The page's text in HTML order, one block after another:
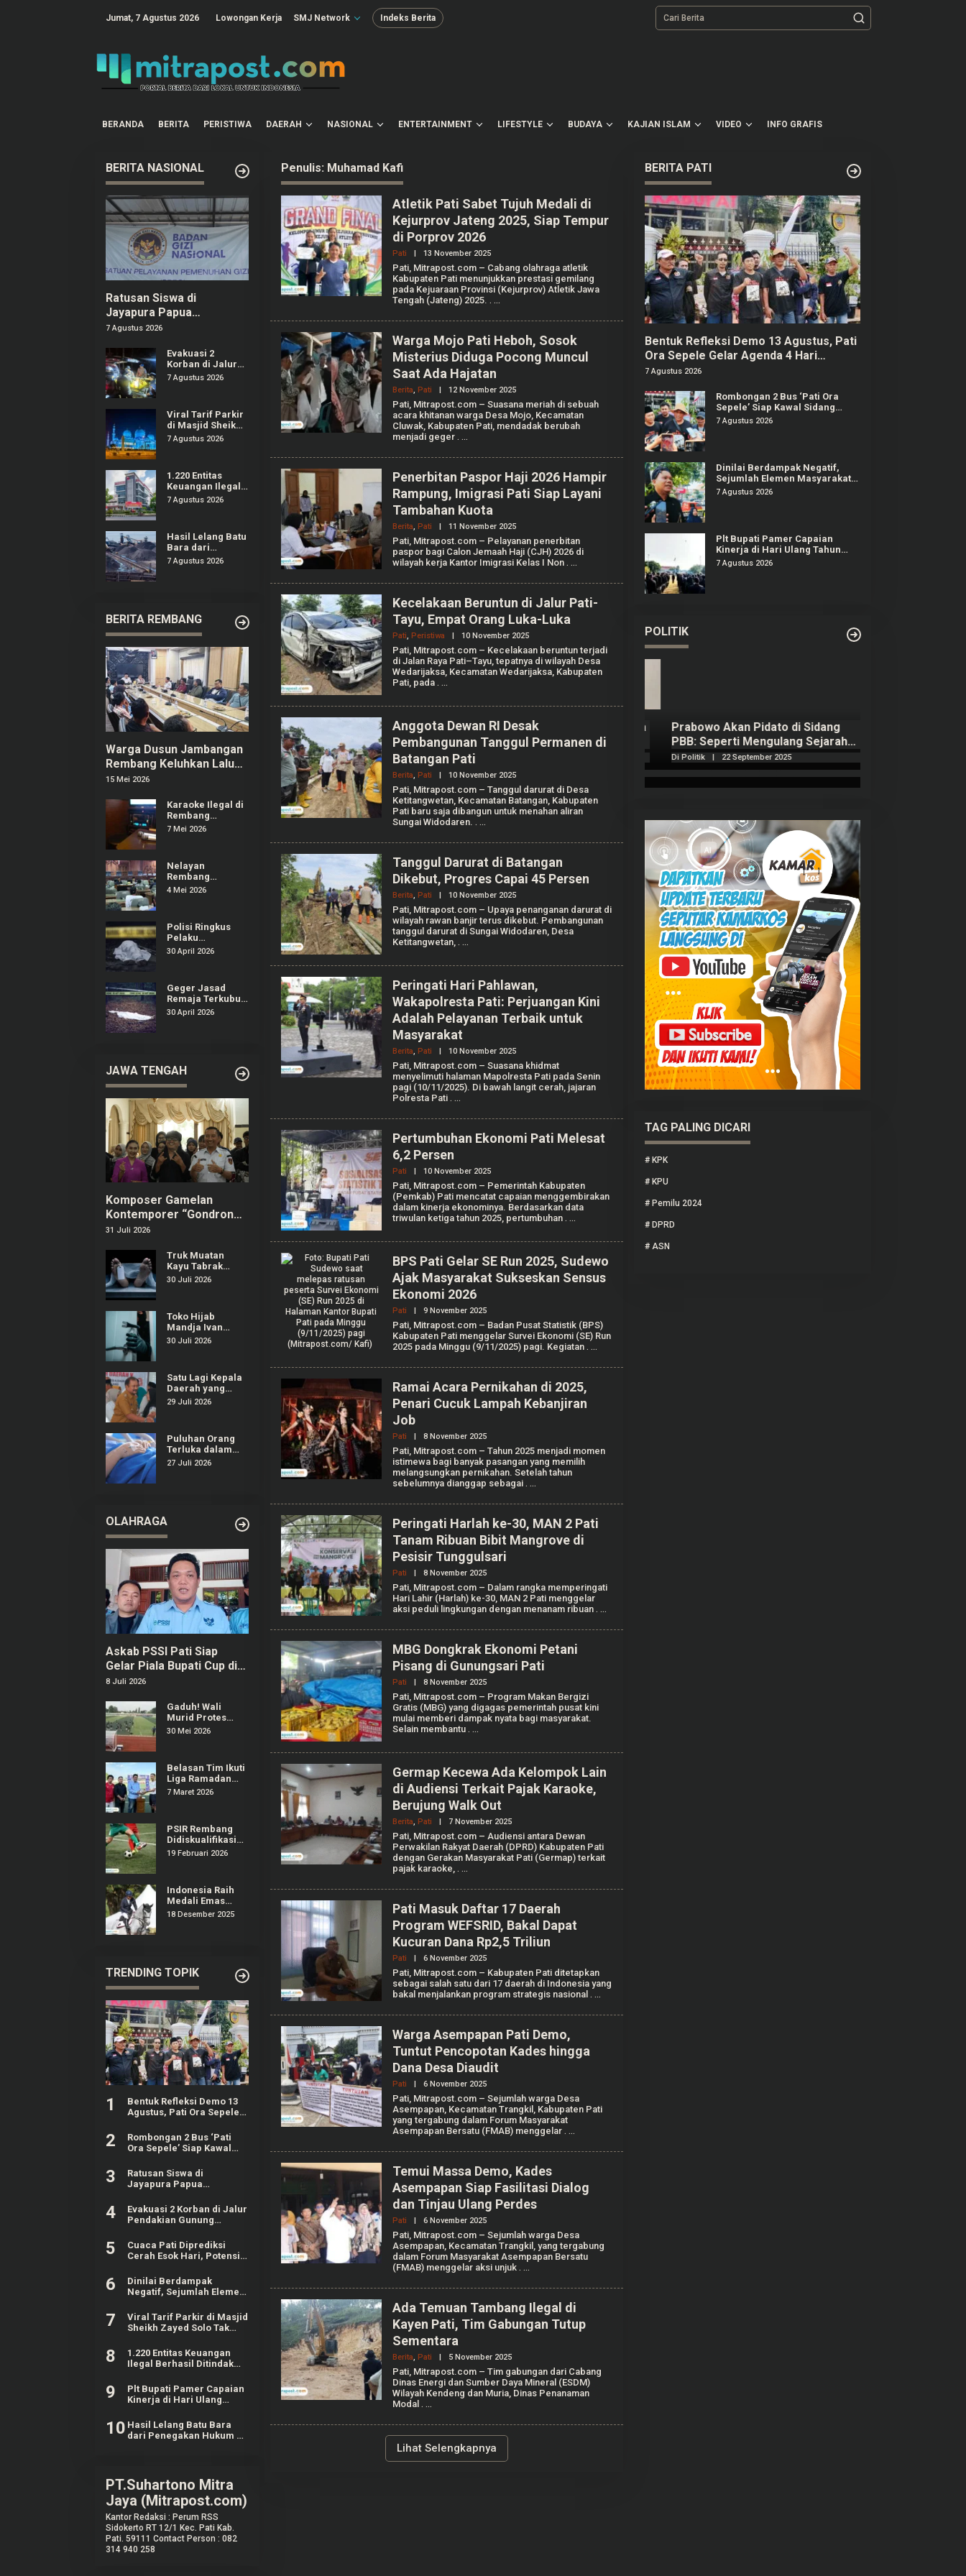
Jumat, 7 Agustus 2026 Lowongan Kerja SMJ Network Indeks Berita
BERANDA BERITA PERISTIWA DAERAH NASIONAL ENTERTAINMENT LIFESTYLE BUDAYA KAJIAN ISLAM VIDEO INFO GRAFIS
BERITA NASIONAL
Ratusan Siswa di
Jayapura Papua
Keracunan MBG, Kepala
7 Agustus 2026
Evakuasi 2
Korban di Jalur
Pendakian
7 Agustus 2026
Viral Tarif Parkir
di Masjid Sheikh
Zayed Solo Tak
7 Agustus 2026
1.220 Entitas
Keuangan Ilegal
Berhasil Ditindak
7 Agustus 2026
Hasil Lelang Batu
Bara dari
Penegakan
7 Agustus 2026
BERITA REMBANG
Warga Dusun Jambangan
Rembang Keluhkan Lalu
Lintas dan Limbah SPPG
15 Mei 2026
Karaoke Ilegal di
Rembang
Menjamur,
7 Mei 2026
Nelayan
Rembang
Audiensi ke DPRD
4 Mei 2026
Polisi Ringkus
Pelaku
Pembunuhan
Remaja yang
Sedan Rembang
30 April 2026
Geger Jasad
Remaja Terkubur
di Perkebunan
Sedan Rembang
30 April 2026
JAWA TENGAH
Komposer Gamelan
Kontemporer “Gondrong”
Gunarto Ditunjuk sebagai
31 Juli 2026
Truk Muatan
Kayu Tabrak
Warung dan
Orang Tewas
30 Juli 2026
Toko Hijab
Mandja Ivan
Gunawan di
30 Juli 2026
Satu Lagi Kepala
Daerah yang
Terjaring OTT
29 Juli 2026
Puluhan Orang
Terluka dalam
Insiden
27 Juli 2026
OLAHRAGA
Askab PSSI Pati Siap
Gelar Piala Bupati Cup di
Bulan September
8 Juli 2026
Gaduh! Wali
Murid Protes
Regulasi Popda
30 Mei 2026
Belasan Tim Ikuti
Liga Ramadan
2026 di Stadion
7 Maret 2026
PSIR Rembang
Didiskualifikasi
dari Liga 4
Thohir
19 Februari 2026
Indonesia Raih
Medali Emas
Olahraga
18 Desember 2025
TRENDING TOPIK
1
Bentuk Refleksi Demo 13
Agustus, Pati Ora Sepele
Berturut-turut
2
Rombongan 2 Bus ‘Pati
Ora Sepele’ Siap Kawal
Mendatang
3
Ratusan Siswa di
Jayapura Papua
SPPG Dicopot BGN
4
Evakuasi 2 Korban di Jalur
Pendakian Gunung
Tuntas Dilakukan
5
Cuaca Pati Diprediksi
Cerah Esok Hari, Potensi
6
Dinilai Berdampak
Negatif, Sejumlah Elemen
Sound Horeg
7
Viral Tarif Parkir di Masjid
Sheikh Zayed Solo Tak
8
1.220 Entitas Keuangan
Ilegal Berhasil Ditindak
Pinjol
9
Plt Bupati Pamer Capaian
Kinerja di Hari Ulang
10 Hasil Lelang Batu Bara
dari Penegakan Hukum di
PT.Suhartono Mitra
Jaya (Mitrapost.com)
Kantor Redaksi : Perum RSS
Sidokerto RT 12/1 Kec. Pati Kab.
Pati. 59111 Contact Person : 082
314 940 258
Penulis: Muhamad Kafi
Atletik Pati Sabet Tujuh Medali di
Kejurprov Jateng 2025, Siap Tempur
di Porprov 2026
Pati | 13 November 2025O
L
E
H
M
U
A
M
A
D
K
A
I
Pati, Mitrapost.com – Cabang olahraga atletik
Kabupaten Pati menunjukkan prestasi gemilang
pada Kejuaraan Provinsi (Kejurprov) Atletik Jawa
Tengah (Jateng) 2025. .
Warga Mojo Pati Heboh, Sosok
Misterius Diduga Pocong Muncul
Saat Ada Hajatan
Berita, Pati | 12 November 2025O
E
H
M
A
M
A
D
K
I
Pati, Mitrapost.com – Suasana meriah di sebuah
acara khitanan warga Desa Mojo, Kecamatan
Cluwak, Kabupaten Pati, mendadak berubah
menjadi geger .
Penerbitan Paspor Haji 2026 Hampir
Rampung, Imigrasi Pati Siap Layani
Tambahan Kuota
Berita, Pati | 11 November 2025O
E
H
M
H
M
A
D
K
A
F
I
Pati, Mitrapost.com – Pelayanan penerbitan
paspor bagi Calon Jemaah Haji (CJH) 2026 di
wilayah kerja Kantor Imigrasi Kelas I Non .
Kecelakaan Beruntun di Jalur Pati-
Tayu, Empat Orang Luka-Luka
Pati, Peristiwa | 10 November 2025O
E
H
M
A
A
D
K
Pati, Mitrapost.com – Kecelakaan beruntun terjadi
di Jalan Raya Pati–Tayu, tepatnya di wilayah Desa
Wedarijaksa, Kecamatan Wedarijaksa, Kabupaten
Pati, pada .
Anggota Dewan RI Desak
Pembangunan Tanggul Permanen di
Batangan Pati
Berita, Pati | 10 November 2025O
E
H
M
A
A
D
K
A
F
I
Pati, Mitrapost.com – Tanggul darurat di Desa
Ketitangwetan, Kecamatan Batangan, Kabupaten
Pati baru saja dibangun untuk menahan aliran
Sungai Widodaren. .
Tanggul Darurat di Batangan
Dikebut, Progres Capai 45 Persen
Berita, Pati | 10 November 2025O
E
H
M
A
A
K
A
F
Pati, Mitrapost.com – Upaya penanganan darurat di
wilayah rawan banjir terus dikebut. Pembangunan
tanggul darurat di Sungai Widodaren, Desa
Ketitangwetan, .
Peringati Hari Pahlawan,
Wakapolresta Pati: Perjuangan Kini
Adalah Pelayanan Terbaik untuk
Masyarakat
Berita, Pati | 10 November 2025O
E
H
M
A
A
F
I
Pati, Mitrapost.com – Suasana khidmat
menyelimuti halaman Mapolresta Pati pada Senin
pagi (10/11/2025). Di bawah langit cerah, jajaran
Polresta Pati .
Pertumbuhan Ekonomi Pati Melesat
6,2 Persen
Pati | 10 November 2025O
L
E
H
M
U
A
A
D
K
Pati, Mitrapost.com – Pemerintah Kabupaten
(Pemkab) Pati mencatat capaian menggembirakan
dalam kinerja ekonominya. Berdasarkan data
triwulan ketiga tahun 2025, pertumbuhan .
BPS Pati Gelar SE Run 2025, Sudewo
Ajak Masyarakat Sukseskan Sensus
Ekonomi 2026
Pati | 9 November 2025O
L
E
H
M
H
M
A
D
A
F
I
Pati, Mitrapost.com – Badan Pusat Statistik (BPS)
Kabupaten Pati menggelar Survei Ekonomi (SE) Run
2025 pada Minggu (9/11/2025) pagi. Kegiatan .
Ramai Acara Pernikahan di 2025,
Penari Cucuk Lampah Kebanjiran
Job
Pati | 8 November 2025O
L
E
H
M
U
A
A
D
K
A
I
Pati, Mitrapost.com – Tahun 2025 menjadi momen
istimewa bagi banyak pasangan yang memilih
melangsungkan pernikahan. Setelah tahun
sebelumnya dianggap sebagai .
Peringati Harlah ke-30, MAN 2 Pati
Tanam Ribuan Bibit Mangrove di
Pesisir Tunggulsari
Pati | 8 November 2025O
L
E
H
M
H
A
M
A
D
K
A
F
I
Pati, Mitrapost.com – Dalam rangka memperingati
Hari Lahir (Harlah) ke-30, MAN 2 Pati menggelar
aksi peduli lingkungan dengan menanam ribuan .
MBG Dongkrak Ekonomi Petani
Pisang di Gunungsari Pati
Pati | 8 November 2025O
L
E
H
M
A
A
K
A
F
I
Pati, Mitrapost.com – Program Makan Bergizi
Gratis (MBG) yang digagas pemerintah pusat kini
mulai memberi dampak nyata bagi masyarakat.
Selain membantu .
Germap Kecewa Ada Kelompok Lain
di Audiensi Terkait Pajak Karaoke,
Berujung Walk Out
Berita, Pati | 7 November 2025O
E
H
M
A
M
A
D
K
Pati, Mitrapost.com – Audiensi antara Dewan
Perwakilan Rakyat Daerah (DPRD) Kabupaten Pati
dengan Gerakan Masyarakat Pati (Germap) terkait
pajak karaoke, .
Pati Masuk Daftar 17 Daerah
Program WEFSRID, Bakal Dapat
Kucuran Dana Rp2,5 Triliun
Pati | 6 November 2025O
L
E
H
M
H
M
A
D
K
A
F
I
Pati, Mitrapost.com – Kabupaten Pati ditetapkan
sebagai salah satu dari 17 daerah di Indonesia yang
bakal menjalankan program strategis nasional .
Warga Asempapan Pati Demo,
Tuntut Pencopotan Kades hingga
Dana Desa Diaudit
Pati | 6 November 2025O
L
E
H
M
U
A
A
D
K
A
F
I
Pati, Mitrapost.com – Sejumlah warga Desa
Asempapan, Kecamatan Trangkil, Kabupaten Pati
yang tergabung dalam Forum Masyarakat
Asempapan Bersatu (FMAB) menggelar .
Temui Massa Demo, Kades
Asempapan Siap Fasilitasi Dialog
dan Tinjau Ulang Perdes
Pati | 6 November 2025O
L
E
H
M
U
A
A
D
K
I
Pati, Mitrapost.com – Sejumlah warga Desa
Asempapan, Kecamatan Trangkil, yang tergabung
dalam Forum Masyarakat Asempapan Bersatu
(FMAB) menggelar aksi unjuk .
Ada Temuan Tambang Ilegal di
Kayen Pati, Tim Gabungan Tutup
Sementara
Berita, Pati | 5 November 2025O
E
H
M
A
Pati, Mitrapost.com – Tim gabungan dari Cabang
Dinas Energi dan Sumber Daya Mineral (ESDM)
Wilayah Kendeng dan Muria, Dinas Penanaman
Modal .
Lihat Selengkapnya
BERITA PATI
Bentuk Refleksi Demo 13 Agustus, Pati
Ora Sepele Gelar Agenda 4 Hari
Berturut-turut
7 Agustus 2026
Rombongan 2 Bus ‘Pati Ora
Sepele’ Siap Kawal Sidang
Sudewo Senin Mendatang
7 Agustus 2026
Dinilai Berdampak Negatif,
Sejumlah Elemen Masyarakat
Tayu Tolak Sound Horeg
7 Agustus 2026
Plt Bupati Pamer Capaian
Kinerja di Hari Ulang Tahun
Pati ke-703
7 Agustus 2026
POLITIK
Gerindra Tuding Ketua Pansus ‘Ada
Main’ dengan Masyarakat Pati
Bersatu
Di Pati, Politik
Prabowo Akan Pidato di Sidang
PBB: Seperti Mengulang Sejarah
Sang Ayah
Di Politik | 22 September 2025
TAG PALING DICARI
# KPK
# KPU
# Pemilu 2024
# DPRD
# ASN